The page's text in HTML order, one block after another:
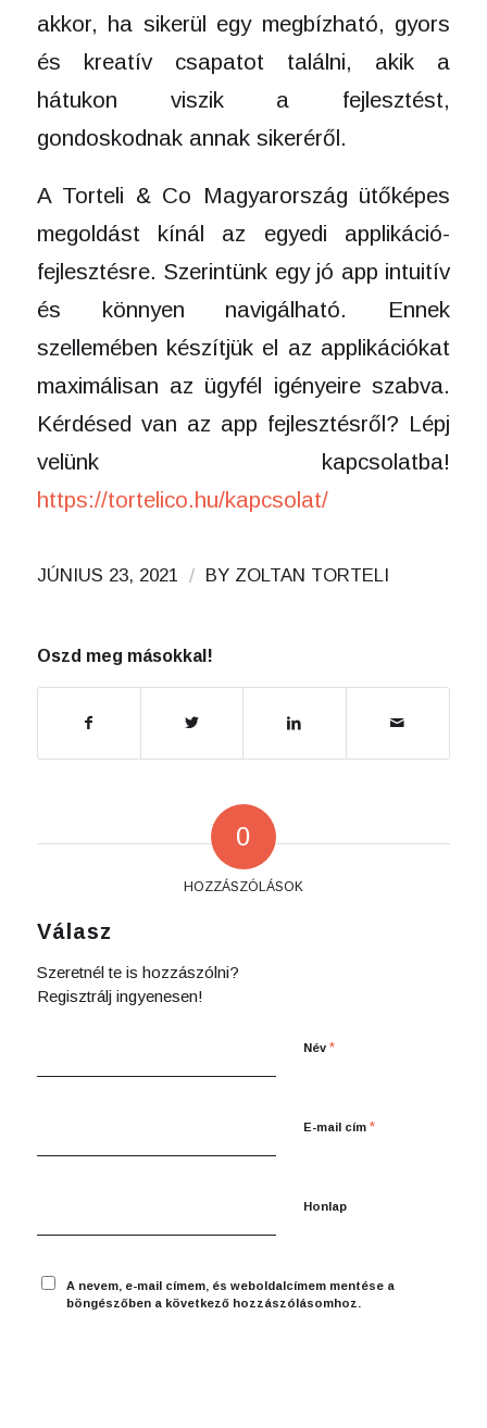
akkor, ha sikerül egy megbízható, gyors
és kreatív csapatot találni, akik a
hátukon viszik a fejlesztést,
gondoskodnak annak sikeréről.
A Torteli & Co Magyarország ütőképes
megoldást kínál az egyedi applikáció-
fejlesztésre. Szerintünk egy jó app intuitív
és könnyen navigálható. Ennek
szellemében készítjük el az applikációkat
maximálisan az ügyfél igényeire szabva.
Kérdésed van az app fejlesztésről? Lépj
velünk kapcsolatba!
https://tortelico.hu/kapcsolat/
JÚNIUS 23, 2021 / BY ZOLTAN TORTELI
Oszd meg másokkal!
0
HOZZÁSZÓLÁSOK
Válasz
Szeretnél te is hozzászólni?
Regisztrálj ingyenesen!
Név *
E-mail cím *
Honlap
A nevem, e-mail címem, és weboldalcímem mentése a
böngészőben a következő hozzászólásomhoz.